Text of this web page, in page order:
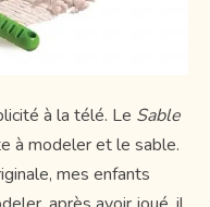
à la télé. Le Sable
à modeler et le sable.
mes enfants